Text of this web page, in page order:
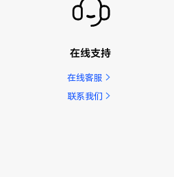
在线支持
在线客服
联系我们